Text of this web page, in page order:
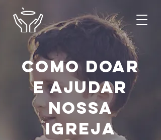
Como doar
e ajudar
NOSSA
Igreja